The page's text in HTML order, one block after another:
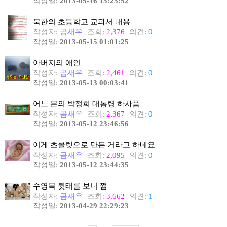
북한의 초등학교 교과서 내용
작성자: 곰새우 조회: 2,376 의견: 0
작성일: 2013-05-15 01:01:25
아버지의 애인
작성자: 곰새우 조회: 2,461 의견: 0
작성일: 2013-05-13 00:03:41
어느 분의 박정희 대통령 하사품
작성자: 곰새우 조회: 2,367 의견: 0
작성일: 2013-05-12 23:46:56
이게 초콜렛으로 만든 거라고 하네요
작성자: 곰새우 조회: 2,095 의견: 0
작성일: 2013-05-12 23:44:35
수영복 뒷태를 보니 쩝
작성자: 곰새우 조회: 3,662 의견: 1
작성일: 2013-04-29 22:29:23